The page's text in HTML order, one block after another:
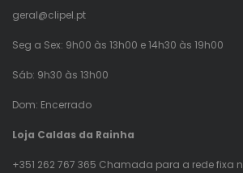
geral@clipel.pt
Seg a Sex: 9h00 às 13h00 e 14h30 às 19h00
Sáb: 9h30 às 13h00
Dom: Encerrado
Loja Caldas da Rainha
+351 262 767 365 Chamada para a rede fixa